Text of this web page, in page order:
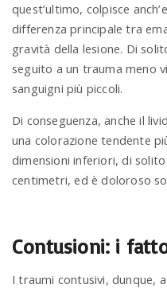
quest’ultimo, colpisce
differenza principale tra
gravità della lesione. Di
seguito a un trauma meno
sanguigni più piccoli.
Di conseguenza, anche il
una colorazione tendente
dimensioni inferiori, di
centimetri, ed è doloroso
Contusioni: i
I traumi contusivi, dunque,